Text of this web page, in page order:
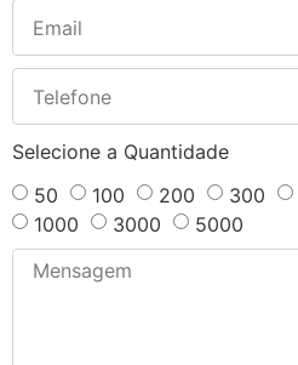
Selecione a Quantidade
50
100 200 300
1000
3000 5000